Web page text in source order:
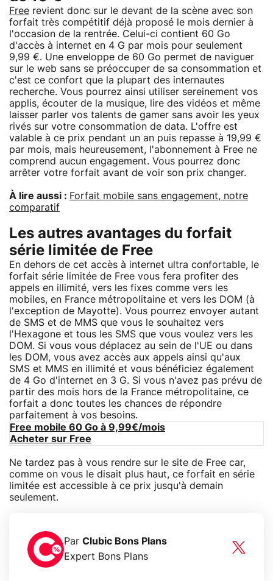
Free revient donc sur le devant de la scène avec son
forfait très compétitif déjà proposé le mois dernier à
l'occasion de la rentrée. Celui-ci contient 60 Go
d'accès à internet en 4 G par mois pour seulement
9,99 €. Une enveloppe de 60 Go permet de naviguer
sur le web sans se préoccuper de sa consommation et
c'est ce confort que la plupart des internautes
recherche. Vous pourrez ainsi utiliser sereinement vos
applis, écouter de la musique, lire des vidéos et même
laisser parler vos talents de gamer sans avoir les yeux
rivés sur votre consommation de data. L'offre est
valable à ce prix pendant un an puis repasse à 19,99 €
par mois, mais heureusement, l'abonnement à Free ne
comprend aucun engagement. Vous pourrez donc
arrêter votre forfait avant de voir son prix changer.
À lire aussi : Forfait mobile sans engagement, notre
comparatif
Les autres avantages du forfait
série limitée de Free
En dehors de cet accès à internet ultra confortable, le
forfait série limitée de Free vous fera profiter des
appels en illimité, vers les fixes comme vers les
mobiles, en France métropolitaine et vers les DOM (à
l'exception de Mayotte). Vous pourrez envoyer autant
de SMS et de MMS que vous le souhaitez vers
l'Hexagone et tous les SMS que vous voulez vers les
DOM. Si vous vous déplacez au sein de l'UE ou dans
les DOM, vous avez accès aux appels ainsi qu'aux
SMS et MMS en illimité et vous bénéficiez également
de 4 Go d'internet en 3 G. Si vous n'avez pas prévu de
partir des mois hors de la France métropolitaine, ce
forfait a donc toutes les chances de répondre
parfaitement à vos besoins.
Free mobile 60 Go à 9,99€/mois
Acheter sur Free
Ne tardez pas à vous rendre sur le site de Free car,
comme on vous le disait plus haut, ce forfait en série
limitée est accessible à ce prix jusqu'à demain
seulement.
Par Clubic Bons Plans
Expert Bons Plans